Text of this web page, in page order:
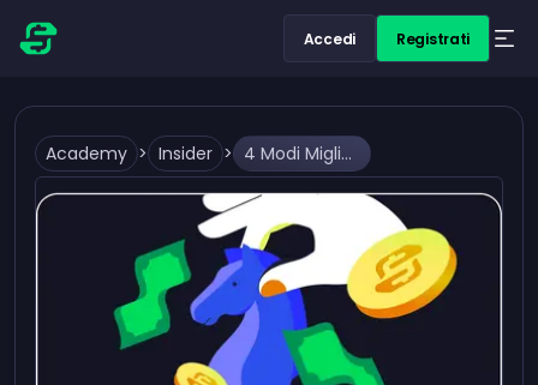
Accedi Registrati
Academy > Insider > 4 Modi Migliori per Guadagnare i Tuoi Primi 50$ su Freecash (Passo dopo Passo)